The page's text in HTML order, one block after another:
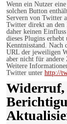
Wenn ein Nutzer
solchen Button
Servern von Twitter
Twitter direkt an den
daher keinen
dieses Plugins
Kenntnisstand. Nach
URL der jeweiligen
aber nicht für andere
Weitere
Twitter unter http://
Widerruf,